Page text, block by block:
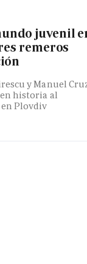
juvenil
remeros
y Manuel
historia al
Plovdiv